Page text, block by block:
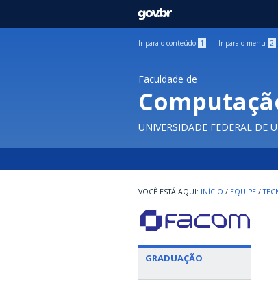
GOVBR
Ir para o conteúdo 1 Ir para o menu 2
Faculdade de
UNIVERSIDADE FEDERAL DE
INÍCIO / EQUIPE /
GRADUAÇÃO